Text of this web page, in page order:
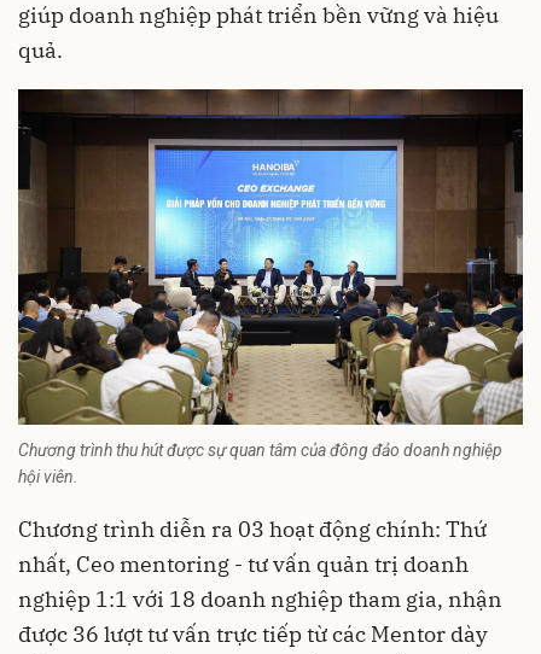
giúp doanh nghiệp phát triển bền vững và hiệu
quả.
Chương trình thu hút được sự quan tâm của đông đảo doanh nghiệp
hội viên.
Chương trình diễn ra 03 hoạt động chính: Thứ
nhất, Ceo mentoring - tư vấn quản trị doanh
nghiệp 1:1 với 18 doanh nghiệp tham gia, nhận
được 36 lượt tư vấn trực tiếp từ các Mentor dày